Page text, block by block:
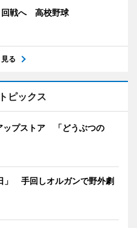
回戦へ 高校野球
る
ピックス
ップストア 「どうぶつの
」 手回しオルガンで野外劇